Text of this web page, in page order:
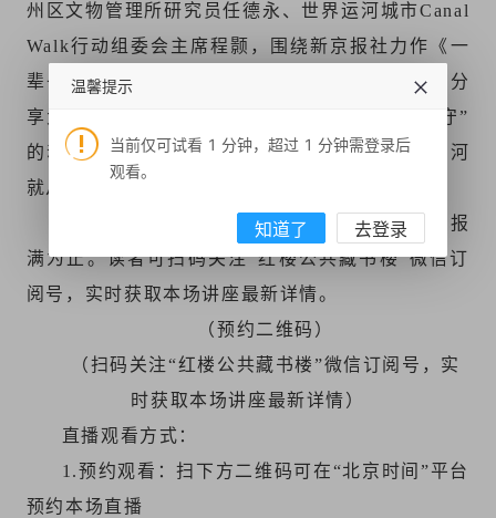
州区文物管理所研究员任德永、世界运河城市Canal
Walk行动组委会主席程颢，围绕新京报社力作《一
辈子，一座城：记北京文化守护人》，与读者们分
享大运河的前世今生，讲述非遗守护人“与城相守”
的动人故事：只要还有人记得、守护、传唱，运河
就从未干涸。
线下预约方式：扫描下方二维码预约报名，报
满为止。读者可扫码关注“红楼公共藏书楼”微信订
阅号，实时获取本场讲座最新详情。
（预约二维码）
（扫码关注“红楼公共藏书楼”微信订阅号，实
时获取本场讲座最新详情）
直播观看方式：
1.预约观看：扫下方二维码可在“北京时间”平台
预约本场直播
温馨提示
当前仅可试看 1 分钟，超过 1 分钟需登录后
观看。
知道了 去登录